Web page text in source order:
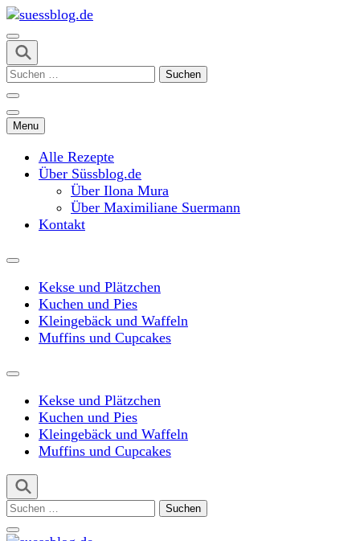
Skip
to
content
(Press
Enter)
suessblog.de
Suchen
Menu
Alle Rezepte
Über Süssblog.de
Über Ilona Mura
Über Maximiliane Suermann
Kontakt
Kekse und Plätzchen
Kuchen und Pies
Kleingebäck und Waffeln
Muffins und Cupcakes
Kekse und Plätzchen
Kuchen und Pies
Kleingebäck und Waffeln
Muffins und Cupcakes
Suchen